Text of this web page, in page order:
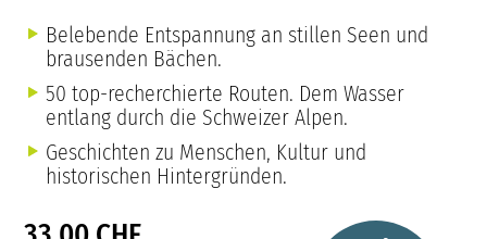
Belebende Entspannung an stillen Seen und
brausenden Bächen.
50 top-recherchierte Routen. Dem Wasser
entlang durch die Schweizer Alpen.
Geschichten zu Menschen, Kultur und
historischen Hintergründen.